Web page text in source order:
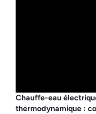
Chauffe-eau
thermodynamique :